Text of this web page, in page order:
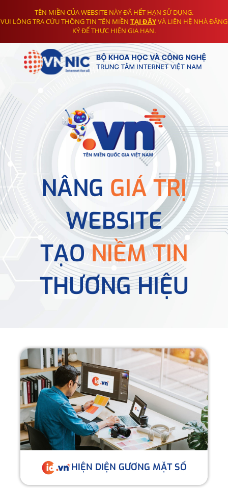
TÊN MIỀN CỦA WEBSITE NÀY ĐÃ HẾT HẠN SỬ DỤNG.
VUI LÒNG TRA CỨU THÔNG TIN TÊN MIỀN TẠI ĐÂYVÀ LIÊN HỆ NHÀ ĐĂNG
KÝ ĐỂ THỰC HIỆN GIA HẠN.
NÂNG GIÁ TRỊ
WEBSITE
TẠONIỀM TIN
THƯƠNG HIỆU
HIỆN DIỆN GƯƠNG MẶT SỐ